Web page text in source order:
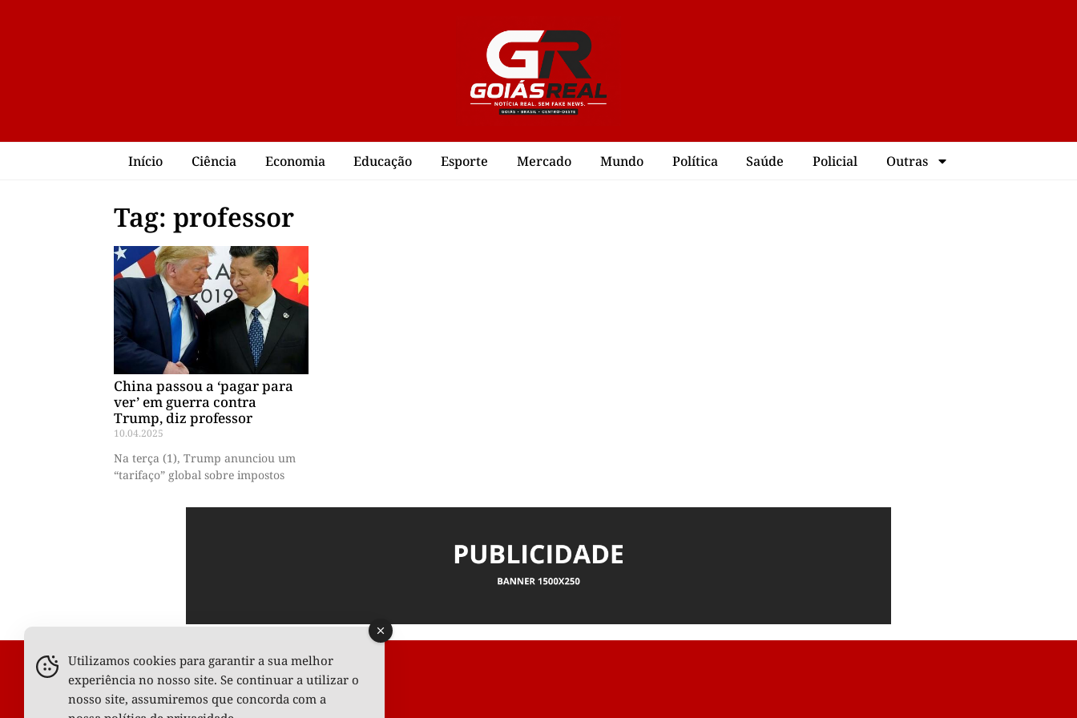
Início Ciência Economia Educação Esporte Mercado Mundo Política Saúde Policial Outras
Tag: professor
China passou a ‘pagar para
ver’ em guerra contra
Trump, diz professor
10.04.2025
Na terça (1), Trump anunciou um
“tarifaço” global sobre impostos
Utilizamos cookies para garantir a sua melhor
experiência no nosso site. Se continuar a utilizar o
nosso site, assumiremos que concorda com a